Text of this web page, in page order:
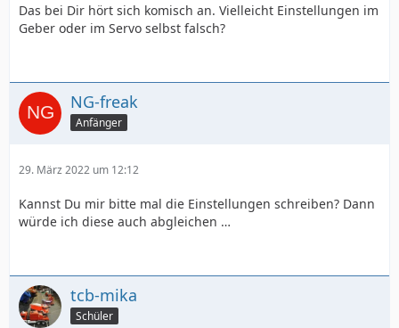
Das bei Dir hört sich komisch an. Vielleicht Einstellungen im
Geber oder im Servo selbst falsch?
NG-freak
Anfänger
29. März 2022 um 12:12
Kannst Du mir bitte mal die Einstellungen schreiben? Dann
würde ich diese auch abgleichen …
tcb-mika
Schüler